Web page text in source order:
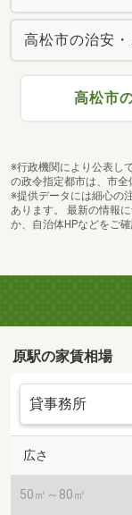
高松市の治安
高松市
※行政機関により公表し
の政令指定都市は、市全
※提供データには細心の
あります。 最新の情報
か、自治体HPなどをご確
原駅の家賃相場
広さ
50㎡～80㎡